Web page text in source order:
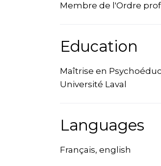
Membre de l'Ordre
Education
Maîtrise en
Université Laval
Languages
Français, english